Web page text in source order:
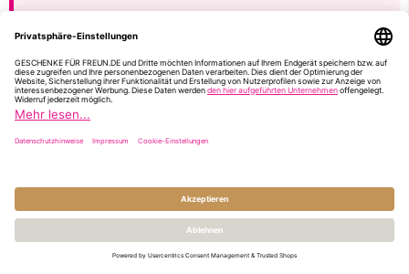
Bei uns läuft’s anders als beim klassischen
Onlinehandel. Kein Dropshipping, keine Umwege –
alles, was du bestellst, ist wirklich bei uns auf Lager. Wir
verpacken und versenden jedes Geschenk selbst –
persönlich, mit viel Liebe, schnell und absolut
anrufen – mitten rein in unsere Packzentrale von GFF!
Du hast Fragen oder möchtest dich beraten lassen?